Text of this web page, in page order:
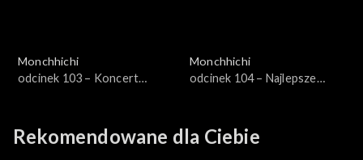
Monchhichi
odcinek 103 – Koncert
Monchhichi
odcinek 104 – Najlepsze
Rekomendowane dla Ciebie